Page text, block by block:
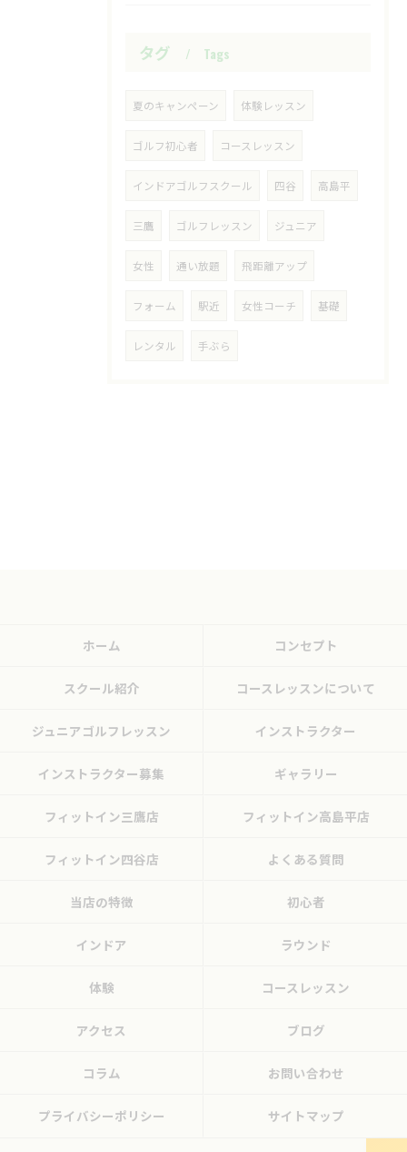
タグ Tags
夏のキャンペーン 体験レッスン
ゴルフ初心者 コースレッスン
インドアゴルフスクール 四谷 高島平
三鷹 ゴルフレッスン ジュニア
女性 通い放題 飛距離アップ
フォーム 駅近 女性コーチ 基礎
レンタル 手ぶら
ホーム コンセプト
スクール紹介 コースレッスンについて
ジュニアゴルフレッスン インストラクター
インストラクター募集 ギャラリー
フィットイン三鷹店 フィットイン高島平店
フィットイン四谷店 よくある質問
当店の特徴 初心者
インドア ラウンド
体験 コースレッスン
アクセス ブログ
コラム お問い合わせ
プライバシーポリシー サイトマップ